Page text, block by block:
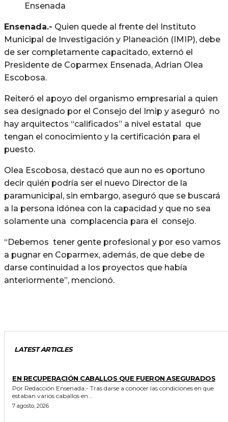
Ensenada
Ensenada.- Quien quede al frente del Instituto
Municipal de Investigación y Planeación (IMIP), debe
de ser completamente capacitado, externó el
Presidente de Coparmex Ensenada, Adrian Olea
Escobosa.
Reiteró el apoyo del organismo empresarial a quien
sea designado por el Consejo del Imip y aseguró no
hay arquitectos “calificados” a nivel estatal que
tengan el conocimiento y la certificación para el
puesto.
Olea Escobosa, destacó que aun no es oportuno
decir quién podría ser el nuevo Director de la
paramunicipal, sin embargo, aseguró que se buscará
a la persona idónea con la capacidad y que no sea
solamente una complacencia para el consejo.
“Debemos tener gente profesional y por eso vamos
a pugnar en Coparmex, además, de que debe de
darse continuidad a los proyectos que había
anteriormente”, mencionó.
LATEST ARTICLES
EN RECUPERACIÓN CABALLOS QUE FUERON ASEGURADOS
Por Redacción Ensenada.- Tras darse a conocer las condiciones en que
estaban varios caballos en...
7 agosto, 2026